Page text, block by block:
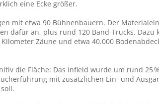
eine Ecke größer.
mit etwa 90 Bühnenbauern. Der
dafür an, plus rund 120 Band-Trucks.
Zäune und etwa 40.000
die Fläche: Das Infield wurde um rund
mit zusätzlichen Ein- und